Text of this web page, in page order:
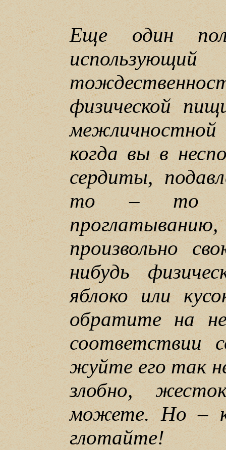
Еще один
физической
когда вы в
сердиты,
то – то
произвольно
нибудь
яблоко или
обратите на
соответствии
жуйте его так
злобно,
можете. Но –
глотайте!